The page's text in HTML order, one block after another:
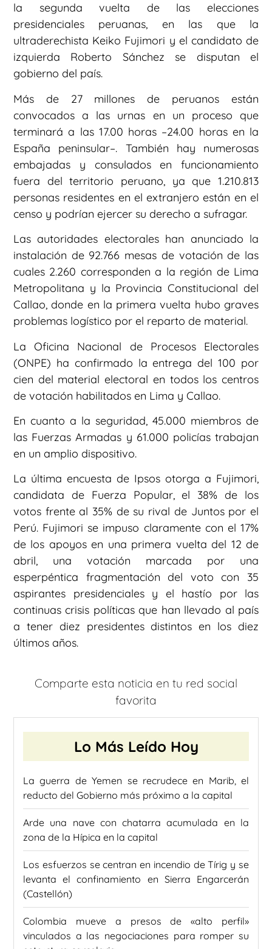
la segunda vuelta de las elecciones
presidenciales peruanas, en las que la
ultraderechista Keiko Fujimori y el candidato de
izquierda Roberto Sánchez se disputan el
gobierno del país.
Más de 27 millones de peruanos están
convocados a las urnas en un proceso que
terminará a las 17.00 horas –24.00 horas en la
España peninsular–. También hay numerosas
embajadas y consulados en funcionamiento
fuera del territorio peruano, ya que 1.210.813
personas residentes en el extranjero están en el
censo y podrían ejercer su derecho a sufragar.
Las autoridades electorales han anunciado la
instalación de 92.766 mesas de votación de las
cuales 2.260 corresponden a la región de Lima
Metropolitana y la Provincia Constitucional del
Callao, donde en la primera vuelta hubo graves
problemas logístico por el reparto de material.
La Oficina Nacional de Procesos Electorales
(ONPE) ha confirmado la entrega del 100 por
cien del material electoral en todos los centros
de votación habilitados en Lima y Callao.
En cuanto a la seguridad, 45.000 miembros de
las Fuerzas Armadas y 61.000 policías trabajan
en un amplio dispositivo.
La última encuesta de Ipsos otorga a Fujimori,
candidata de Fuerza Popular, el 38% de los
votos frente al 35% de su rival de Juntos por el
Perú. Fujimori se impuso claramente con el 17%
de los apoyos en una primera vuelta del 12 de
abril, una votación marcada por una
esperpéntica fragmentación del voto con 35
aspirantes presidenciales y el hastío por las
continuas crisis políticas que han llevado al país
a tener diez presidentes distintos en los diez
últimos años.
Comparte esta noticia en tu red social
favorita
Lo Más Leído Hoy
La guerra de Yemen se recrudece en Marib, el
reducto del Gobierno más próximo a la capital
Arde una nave con chatarra acumulada en la
zona de la Hípica en la capital
Los esfuerzos se centran en incendio de Tírig y se
levanta el confinamiento en Sierra Engarcerán
(Castellón)
Colombia mueve a presos de «alto perfil»
vinculados a las negociaciones para romper su